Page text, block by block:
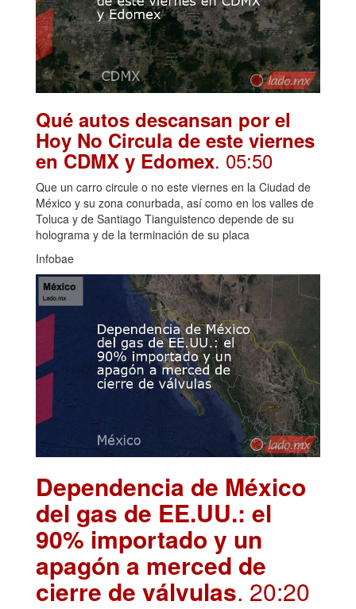
Qué autos descansan por el
Hoy No Circula de este viernes
en CDMX y Edomex. 05:50
Que un carro circule o no este viernes en la Ciudad de
México y su zona conurbada, así como en los valles de
Toluca y de Santiago Tianguistenco depende de su
holograma y de la terminación de su placa
Infobae
Dependencia de México
del gas de EE.UU.: el
90% importado y un
apagón a merced de
cierre de válvulas. 20:20